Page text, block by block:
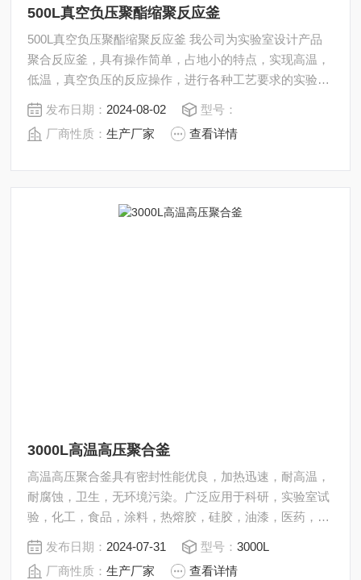
500L真空负压聚酯缩聚反应釜
500L真空负压聚酯缩聚反应釜 我公司为实验室设计产品
聚合反应釜，具有操作简单，占地小的特点，实现高温，
低温，真空负压的反应操作，进行各种工艺要求的实验，
科研，合成，分离，浓缩十分方便。通过双层反应釜夹
层，注入恒温的（高温或低温）热溶液或冷却液，对反应
釜内的物料进行恒温加热或制冷，并且可以提供搅拌。
发布日期： 2024-08-02
型号：
厂商性质：生产厂家 查看详情
3000L高温高压聚合釜
高温高压聚合釜具有密封性能优良，加热迅速，耐高温，
耐腐蚀，卫生，无环境污染。广泛应用于科研，实验室试
验，化工，食品，涂料，热熔胶，硅胶，油漆，医药，石
油化工生产中的反应，蒸发，合成，聚合，皂化，磺化，
氯化，硝化等工艺过程的压力容器。内表面采用镜面抛
光，确保卫生洁净*。所有反应釜均可接受客户的个性化
发布日期： 2024-07-31 型号：3000L
厂商性质：生产厂家 查看详情